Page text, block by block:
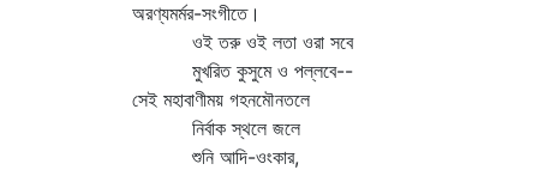
অরণ্যমর্মর-সংগীতে।
ওই তরু ওই লতা ওরা সবে
মুখরিত কুসুমে ও পল্লবে--
সেই মহাবাণীময় গহনমৌনতলে
নির্বাক স্থলে জলে
শুনি আদি-ওংকার,